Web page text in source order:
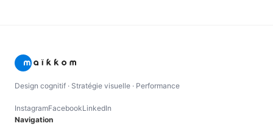
Design cognitif · Stratégie visuelle · Performance
InstagramFacebookLinkedIn
Navigation